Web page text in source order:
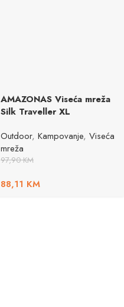
AMAZONAS Viseća mreža
Silk Traveller XL
Outdoor, Kampovanje, Viseća
mreža
97,90KM
88,11 KM